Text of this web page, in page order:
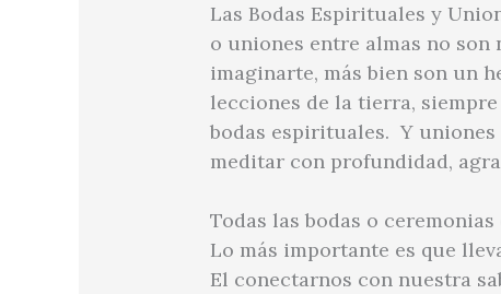
Las Bodas Espirituales y
o uniones entre almas no son
imaginarte, más bien son un
lecciones de la tierra,
bodas espirituales. Y uniones
meditar con profundidad,
Todas las bodas o
Lo más importante es que
El conectarnos con nuestra